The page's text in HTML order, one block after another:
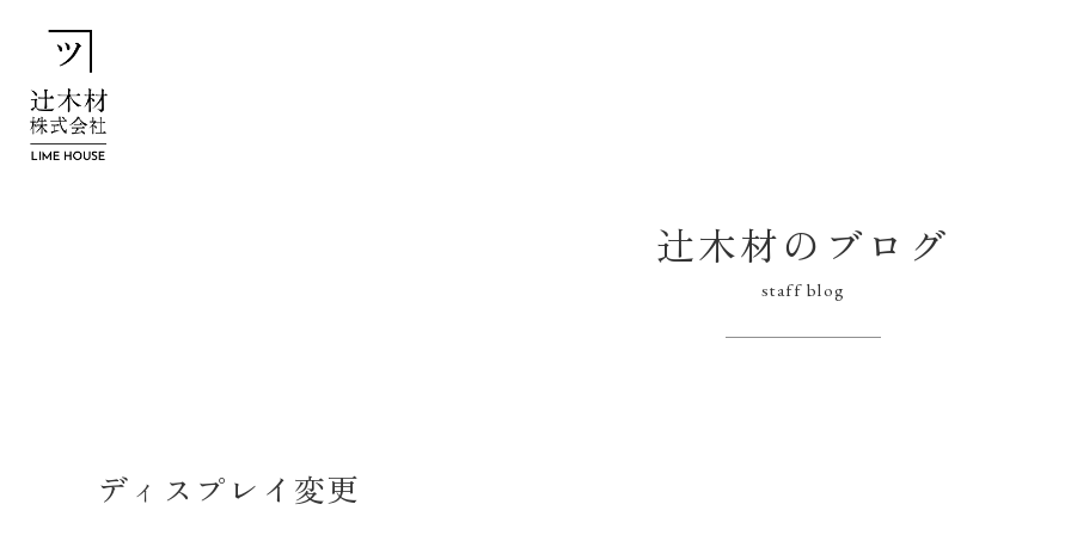
辻木材のブログ
staff blog
ディスプレイ変更